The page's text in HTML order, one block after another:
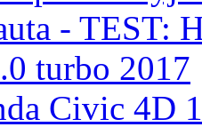
Civic 4D